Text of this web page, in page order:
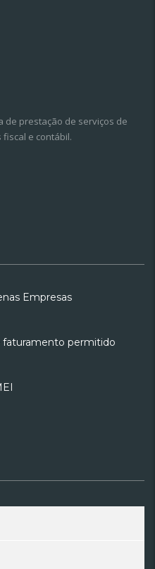
de prestação de serviços de
e contábil.
Empresas
faturamento permitido